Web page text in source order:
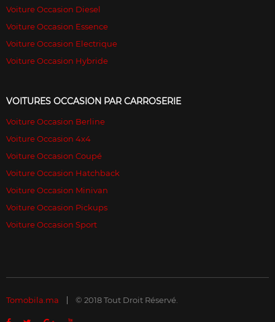
Voiture Occasion Diesel
Voiture Occasion Essence
Voiture Occasion Electrique
Voiture Occasion Hybride
VOITURES OCCASION PAR CARROSERIE
Voiture Occasion Berline
Voiture Occasion 4x4
Voiture Occasion Coupé
Voiture Occasion Hatchback
Voiture Occasion Minivan
Voiture Occasion Pickups
Voiture Occasion Sport
Tomobila.ma © 2018 Tout Droit Réservé.